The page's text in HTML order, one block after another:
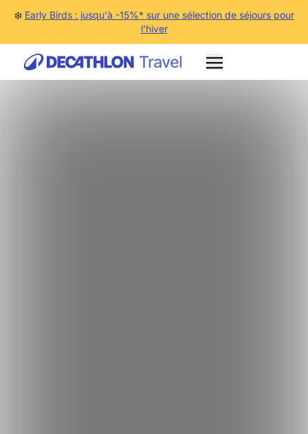
❄️ Early Birds : jusqu'à -15%* sur une sélection de séjours pour
l'hiver